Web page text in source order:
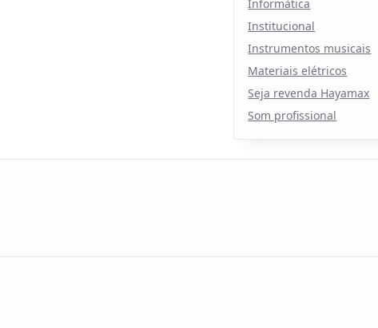
Informática
Institucional
Instrumentos musicais
Materiais elétricos
Seja revenda Hayamax
Som profissional